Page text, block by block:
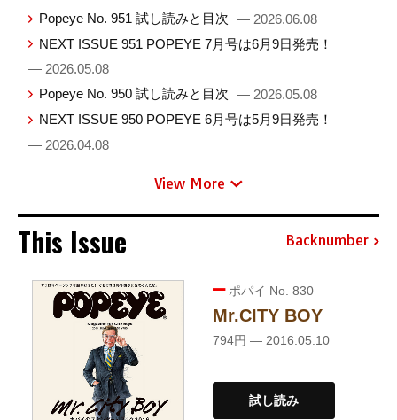
Popeye No. 951 試し読みと目次 — 2026.06.08
NEXT ISSUE 951 POPEYE 7月号は6月9日発売！
— 2026.05.08
Popeye No. 950 試し読みと目次 — 2026.05.08
NEXT ISSUE 950 POPEYE 6月号は5月9日発売！
— 2026.04.08
View More
This Issue Backnumber
ポパイ No. 830
Mr.CITY BOY
794円 — 2016.05.10
試し読み